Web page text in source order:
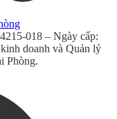
018 – Ngày cấp:
doanh và Quản lý
Phòng.